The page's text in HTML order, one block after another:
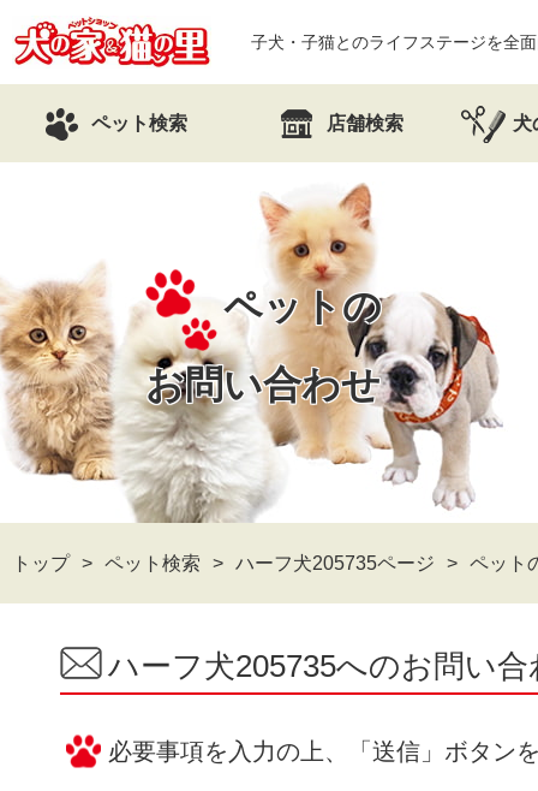
子犬・子猫とのライフステージを全
ペット検索 店舗検索 犬
ペットの
お問い合わせ
トップ ペット検索 ハーフ犬205735ページ ペット
ハーフ犬205735へのお問い
必要事項を入力の上、「送信」ボタン